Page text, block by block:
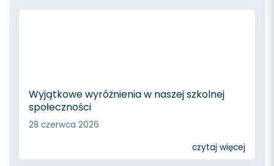
Wyjątkowe wyróżnienia w naszej szkolnej
społeczności
28 czerwca 2026
czytaj więcej